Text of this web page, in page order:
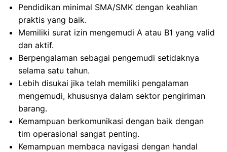
Pendidikan minimal SMA/SMK dengan keahlian
praktis yang baik.
Memiliki surat izin mengemudi A atau B1 yang valid
dan aktif.
Berpengalaman sebagai pengemudi setidaknya
selama satu tahun.
Lebih disukai jika telah memiliki pengalaman
mengemudi, khususnya dalam sektor pengiriman
barang.
Kemampuan berkomunikasi dengan baik dengan
tim operasional sangat penting.
Kemampuan membaca navigasi dengan handal